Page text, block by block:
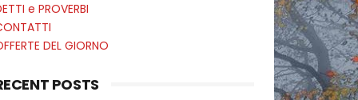
e PROVERBI
DEL GIORNO
POSTS